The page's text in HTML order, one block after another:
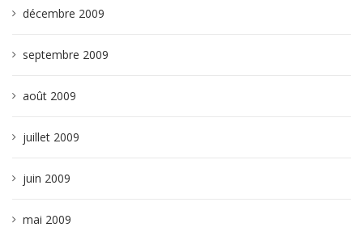
décembre 2009
septembre 2009
août 2009
juillet 2009
juin 2009
mai 2009